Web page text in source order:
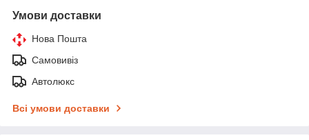
Умови доставки
Нова Пошта
Самовивіз
Автолюкс
Всі умови доставки